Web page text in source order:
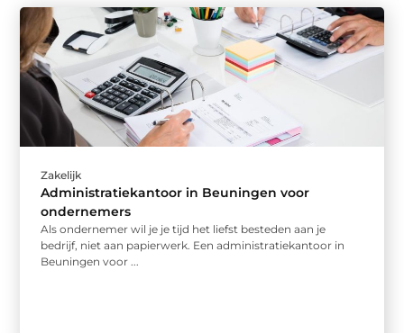
Zakelijk
Administratiekantoor in Beuningen voor
ondernemers
Als ondernemer wil je je tijd het liefst besteden aan je
bedrijf, niet aan papierwerk. Een administratiekantoor in
Beuningen voor ...